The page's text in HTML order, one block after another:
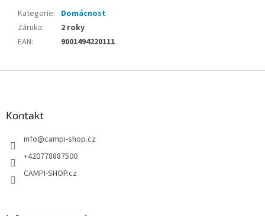
Kategorie: Domácnost
Záruka:
2 roky
EAN: 9001494220111
Kontakt
info@campi-shop.cz
+420778887500
CAMPI-SHOP.cz